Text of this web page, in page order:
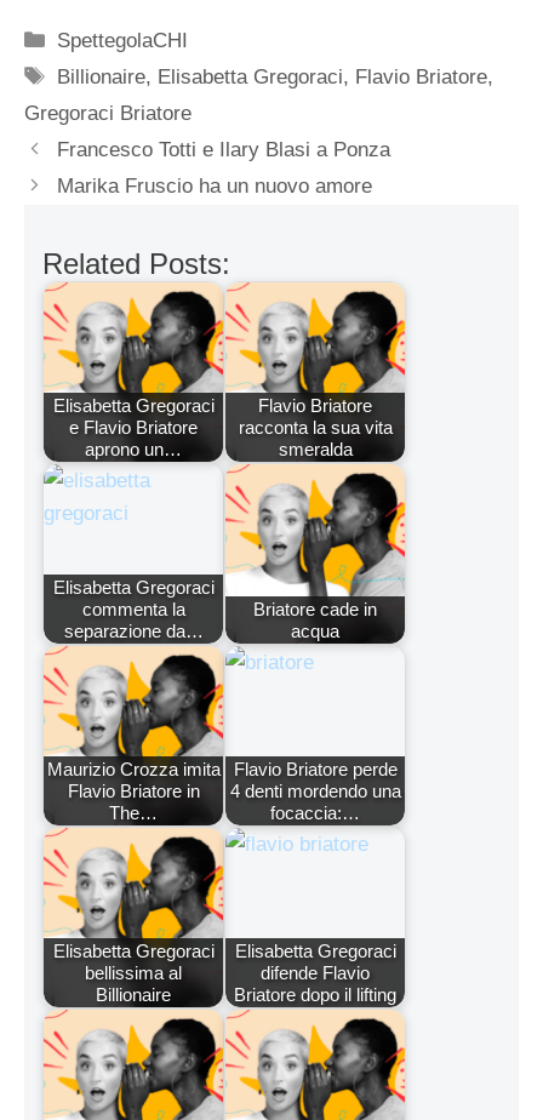
Categorie
SpettegolaCHI
Tag
Billionaire, Elisabetta Gregoraci, Flavio Briatore,
Gregoraci Briatore
Francesco Totti e Ilary Blasi a Ponza
Marika Fruscio ha un nuovo amore
Related Posts:
Elisabetta Gregoraci
e Flavio Briatore
aprono un…
Flavio Briatore
racconta la sua vita
smeralda
Elisabetta Gregoraci
commenta la
separazione da…
Briatore cade in
acqua
Maurizio Crozza imita
Flavio Briatore in
The…
Flavio Briatore perde
4 denti mordendo una
focaccia:…
Elisabetta Gregoraci
bellissima al
Billionaire
Elisabetta Gregoraci
difende Flavio
Briatore dopo il lifting